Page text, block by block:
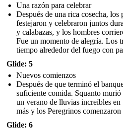
Una razón para celebrar
Después de una rica cosecha,
festejaron y celebraron juntos
y calabazas, y los hombres
Fue un momento de alegría. Los
tiempo alrededor del fuego con
Glide: 5
Nuevos comienzos
Después de que terminó el
suficiente comida. Squanto
un verano de lluvias increíbles
más y los Peregrinos
Glide: 6